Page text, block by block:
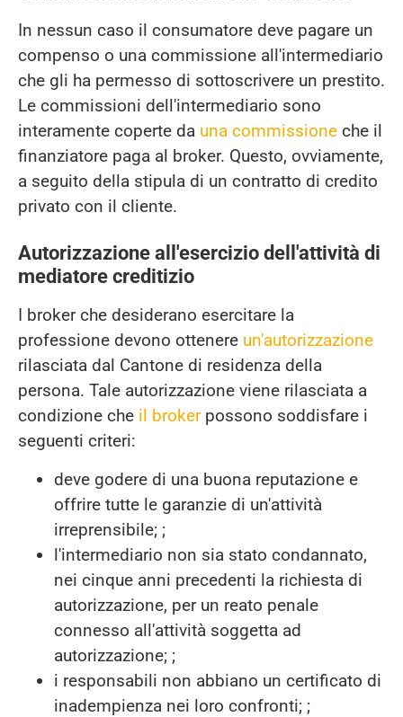
In nessun caso il consumatore deve pagare un
compenso o una commissione all'intermediario
che gli ha permesso di sottoscrivere un prestito.
Le commissioni dell'intermediario sono
interamente coperte da una commissione che il
finanziatore paga al broker. Questo, ovviamente,
a seguito della stipula di un contratto di credito
privato con il cliente.
Autorizzazione all'esercizio dell'attività di
mediatore creditizio
I broker che desiderano esercitare la
professione devono ottenere un'autorizzazione
rilasciata dal Cantone di residenza della
persona. Tale autorizzazione viene rilasciata a
condizione che il brokerpossono soddisfare i
seguenti criteri:
deve godere di una buona reputazione e
offrire tutte le garanzie di un'attività
irreprensibile; ;
l'intermediario non sia stato condannato,
nei cinque anni precedenti la richiesta di
autorizzazione, per un reato penale
connesso all'attività soggetta ad
autorizzazione; ;
i responsabili non abbiano un certificato di
inadempienza nei loro confronti; ;